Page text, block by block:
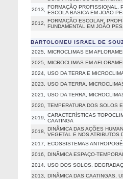
2013,
FORMAÇÃO PROFISSIONAL,
ESCOLA BÁSICA EM JOÃO
2012,
FORMAÇÃO ESCOLAR,
FUNDAMENTAL EM JOÃO
BARTOLOMEU ISRAEL DE
2025,
MICROCLIMAS EM
2025,
MICROCLIMAS EM
2024,
USO DA TERRA E
2023,
USO DA TERRA,
2021,
USO DA TERRA,
2020,
TEMPERATURA DOS SOLOS
2019,
CARACTERÍSTICAS
CAATINGA
2018,
DINÂMICA DAS AÇÕES
VEGETAL E NOS ATRIBUTOS
2017,
ECOSSISTEMAS
2016,
DINÂMICA ESPAÇO-
2014,
USO DOS SOLOS,
2013,
DINÂMICA DAS CAATINGAS,